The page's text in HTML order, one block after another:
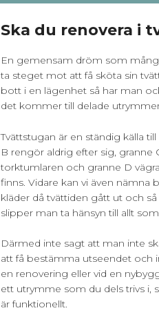
Ska du renovera i
En gemensam dröm som
ta steget mot att få sköta sin
bott i en lägenhet så har man
det kommer till delade
Tvättstugan är en ständig källa
B rengör aldrig efter sig, granne
torktumlaren och granne D
finns. Vidare kan vi även nämna
kläder då tvättiden gått ut och
slipper man ta hänsyn till allt
Därmed inte sagt att man inte
att få bestämma utseendet och
en renovering eller vid en
ett utrymme som du dels trivs i,
är funktionellt.